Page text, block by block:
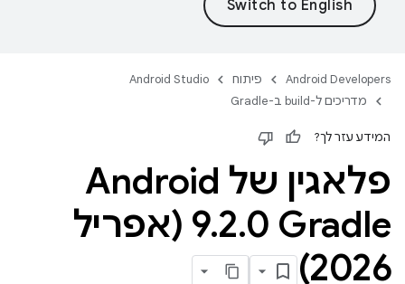
Android Developers פיתוח
Android Studio
מדריכים ל-build ב-Gradle
המידע עזר לך?
פלאגין של Android
Gradle‏ ‎9
.2.
0 (אפריל
2026)